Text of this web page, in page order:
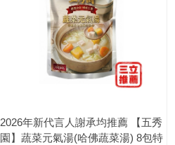
2026年新代言人謝承均推薦 【五秀
園】蔬菜元氣湯(哈佛蔬菜湯) 8包特